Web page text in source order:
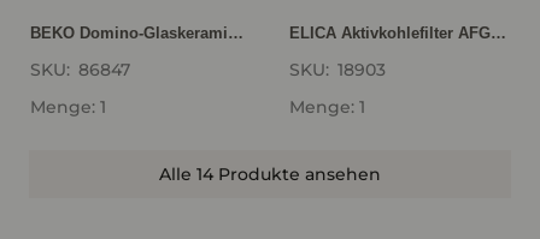
BEKO Domino-Glaskeramik- Induktionskochfeld HDMI32400DT, autark, Rahmenlos HDMI32400DT
SKU: 86847
Menge: 1
ELICA Aktivkohlefilter AFGALAXY
SKU: 18903
Menge: 1
Alle 14 Produkte ansehen